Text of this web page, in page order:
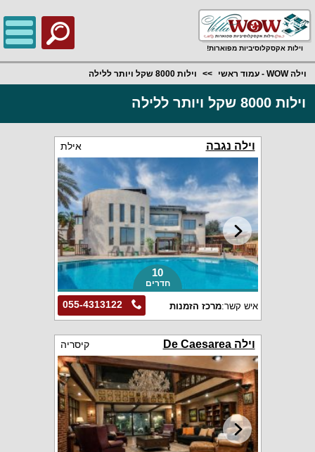
וילות אקסקלוסיביות מפוארות!
וילה WOW - עמוד ראשי וילות 8000 שקל ויותר ללילה
וילות 8000 שקל ויותר ללילה
וילה נגבה אילת
10
חדרים
055-4313122 איש קשר:מרכז הזמנות
וילה De Caesarea קיסריה